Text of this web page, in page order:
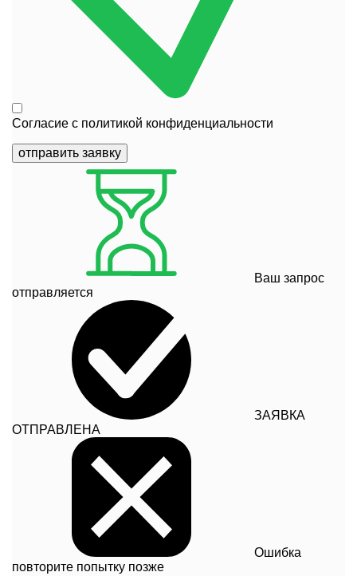
Согласие с политикой конфиденциальности
отправить заявку
Ваш запрос
отправляется
ЗАЯВКА
ОТПРАВЛЕНА
Ошибка
повторите попытку позже